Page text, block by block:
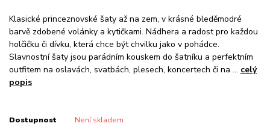
Klasické princeznovské šaty až na zem, v krásné bleděmodré
barvě zdobené volánky a kytičkami. Nádhera a radost pro každou
holčičku či dívku, která chce být chvilku jako v pohádce.
Slavnostní šaty jsou parádním kouskem do šatníku a perfektním
outfitem na oslavách, svatbách, plesech, koncertech či na ... celý
popis
Dostupnost Není skladem